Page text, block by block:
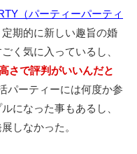
（パーティーパーティ
期的に新しい趣旨の婚
く気に入っているし、
さで評判がいいんだと
パーティーには何度か参
になった事もあるし、
しなかった。